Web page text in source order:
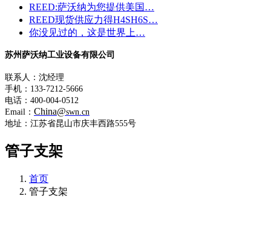
REED:萨沃纳为您提供美国…
REED现货供应力得H4SH6S…
你没见过的，这是世界上…
苏州萨沃纳工业设备有限公司
联系人：沈经理
手机：133-7212-5666
电话：400-004-0512
Email： China@swn.cn
地址：江苏省昆山市庆丰西路555号
管子支架
首页
管子支架